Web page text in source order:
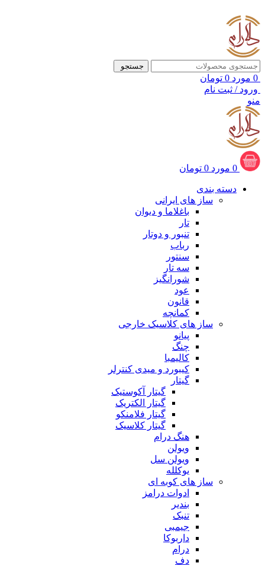
جستجو
0 مورد 0 تومان
ورود / ثبت نام
منو
0 مورد 0 تومان
دسته بندی
ساز های ایرانی
باغلاما و دیوان
تار
تنبور و دوتار
رباب
سنتور
سه تار
شورانگیز
عود
قانون
کمانچه
ساز های کلاسیک خارجی
پیانو
چنگ
کالیمبا
کیبورد و میدی کنترلر
گیتار
گیتار آکوستیک
گیتار الکتریک
گیتار فلامنکو
گیتار کلاسیک
هنگ درام
ویولن
ویولن سل
یوکلله
ساز های کوبه ای
ادوات درامز
بندیر
تنبک
جیمبی
داربوکا
درام
دف